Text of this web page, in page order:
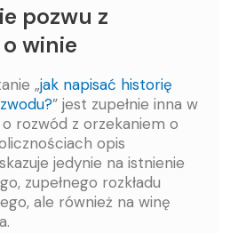
pozwu z
winie
„jak napisać historię
” jest zupełnie inna w
rozwód z orzekaniem o
opis
jedynie na istnienie
zupełnego rozkładu
ale również na winę